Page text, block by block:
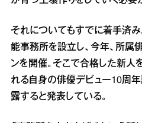
それについてもすでに着手済み
能事務所を設立し、今年、所属
ンを開催。そこで合格した新人
れる自身の俳優デビュー10周年
露すると発表している。